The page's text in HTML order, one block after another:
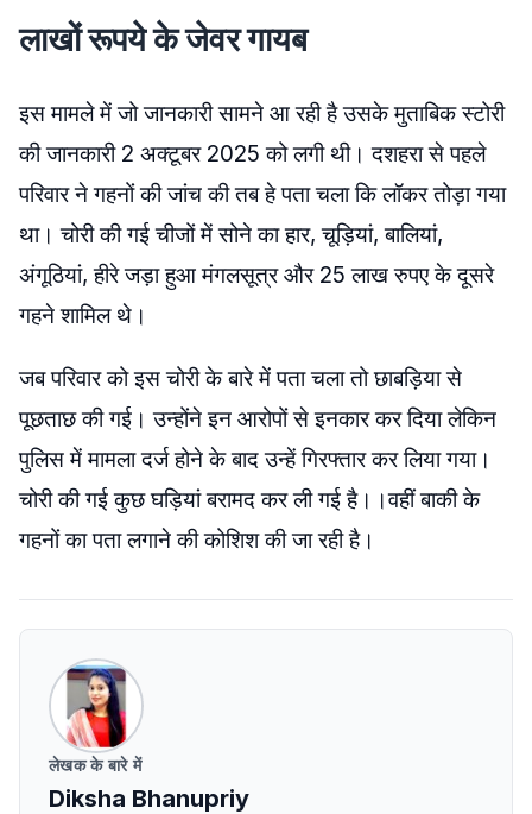
लाखों रूपये के जेवर गायब
इस मामले में जो जानकारी सामने आ रही है उसके मुताबिक स्टोरी
की जानकारी 2 अक्टूबर 2025 को लगी थी। दशहरा से पहले
परिवार ने गहनों की जांच की तब हे पता चला कि लॉकर तोड़ा गया
था। चोरी की गई चीजों में सोने का हार, चूड़ियां, बालियां,
अंगूठियां, हीरे जड़ा हुआ मंगलसूत्र और 25 लाख रुपए के दूसरे
गहने शामिल थे।
जब परिवार को इस चोरी के बारे में पता चला तो छाबड़िया से
पूछताछ की गई। उन्होंने इन आरोपों से इनकार कर दिया लेकिन
पुलिस में मामला दर्ज होने के बाद उन्हें गिरफ्तार कर लिया गया।
चोरी की गई कुछ घड़ियां बरामद कर ली गई है।।वहीं बाकी के
गहनों का पता लगाने की कोशिश की जा रही है।
लेखक के बारे में
Diksha Bhanupriy